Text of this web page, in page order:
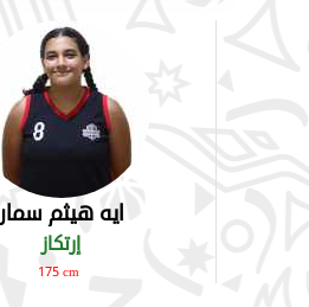
ايه هيثم سمار
إرتكاز
175 cm